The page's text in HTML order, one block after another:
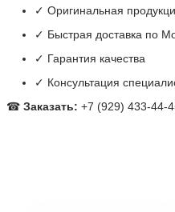
✓ Оригинальная
✓ Быстрая доставка по
✓ Гарантия качества
✓ Консультация
☎Заказать: +7 (929) 433-44-